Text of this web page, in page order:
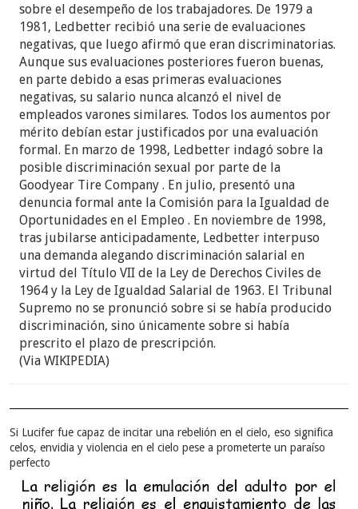
sobre el desempeño de los trabajadores. De 1979 a
1981, Ledbetter recibió una serie de evaluaciones
negativas, que luego afirmó que eran discriminatorias.
Aunque sus evaluaciones posteriores fueron buenas,
en parte debido a esas primeras evaluaciones
negativas, su salario nunca alcanzó el nivel de
empleados varones similares. Todos los aumentos por
mérito debían estar justificados por una evaluación
formal. En marzo de 1998, Ledbetter indagó sobre la
posible discriminación sexual por parte de la
Goodyear Tire Company . En julio, presentó una
denuncia formal ante la Comisión para la Igualdad de
Oportunidades en el Empleo . En noviembre de 1998,
tras jubilarse anticipadamente, Ledbetter interpuso
una demanda alegando discriminación salarial en
virtud del Título VII de la Ley de Derechos Civiles de
1964 y la Ley de Igualdad Salarial de 1963. El Tribunal
Supremo no se pronunció sobre si se había producido
discriminación, sino únicamente sobre si había
prescrito el plazo de prescripción.
(Via WIKIPEDIA)
Si Lucifer fue capaz de incitar una rebelión en el cielo, eso significa
celos, envidia y violencia en el cielo pese a prometerte un paraíso
perfecto